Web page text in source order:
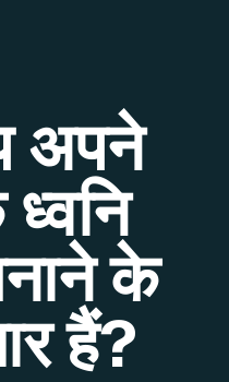
अपने
के
हैं?